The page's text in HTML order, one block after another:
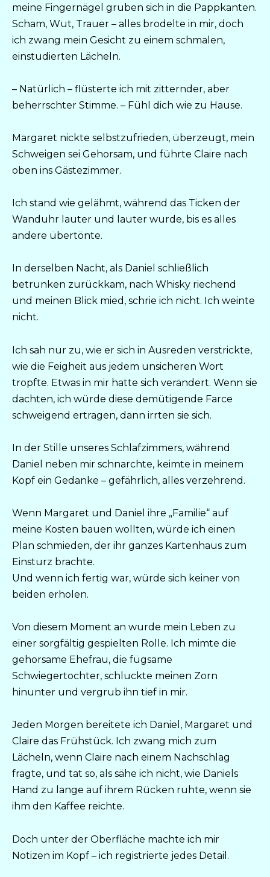
meine Fingernägel gruben sich in die Pappkanten.
Scham, Wut, Trauer – alles brodelte in mir, doch
ich zwang mein Gesicht zu einem schmalen,
einstudierten Lächeln.
– Natürlich – flüsterte ich mit zitternder, aber
beherrschter Stimme. – Fühl dich wie zu Hause.
Margaret nickte selbstzufrieden, überzeugt, mein
Schweigen sei Gehorsam, und führte Claire nach
oben ins Gästezimmer.
Ich stand wie gelähmt, während das Ticken der
Wanduhr lauter und lauter wurde, bis es alles
andere übertönte.
In derselben Nacht, als Daniel schließlich
betrunken zurückkam, nach Whisky riechend
und meinen Blick mied, schrie ich nicht. Ich weinte
nicht.
Ich sah nur zu, wie er sich in Ausreden verstrickte,
wie die Feigheit aus jedem unsicheren Wort
tropfte. Etwas in mir hatte sich verändert. Wenn sie
dachten, ich würde diese demütigende Farce
schweigend ertragen, dann irrten sie sich.
In der Stille unseres Schlafzimmers, während
Daniel neben mir schnarchte, keimte in meinem
Kopf ein Gedanke – gefährlich, alles verzehrend.
Wenn Margaret und Daniel ihre „Familie“ auf
meine Kosten bauen wollten, würde ich einen
Plan schmieden, der ihr ganzes Kartenhaus zum
Einsturz brachte.
Und wenn ich fertig war, würde sich keiner von
beiden erholen.
Von diesem Moment an wurde mein Leben zu
einer sorgfältig gespielten Rolle. Ich mimte die
gehorsame Ehefrau, die fügsame
Schwiegertochter, schluckte meinen Zorn
hinunter und vergrub ihn tief in mir.
Jeden Morgen bereitete ich Daniel, Margaret und
Claire das Frühstück. Ich zwang mich zum
Lächeln, wenn Claire nach einem Nachschlag
fragte, und tat so, als sähe ich nicht, wie Daniels
Hand zu lange auf ihrem Rücken ruhte, wenn sie
ihm den Kaffee reichte.
Doch unter der Oberfläche machte ich mir
Notizen im Kopf – ich registrierte jedes Detail.